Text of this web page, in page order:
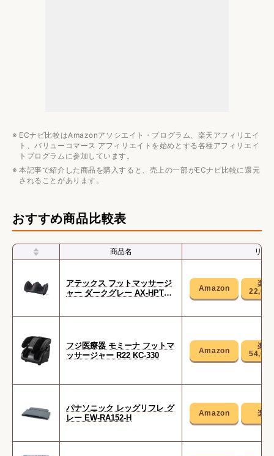
ECナビ比較はAmazonアソシエイト・プログラム、楽天アフィリエイ
ト、バリューコマース アフィリエイトを始めとする各種アフィリエイ
トプログラムに参加しています。
本記事で紹介した商品を購入すると、売上の一部がECナビ比較に還元
されることがあります。
おすすめ商品比較表
商品名 リン
アテックス フットマッサージ
ャー ダークグレー AX-HPT24
フジ医療器 モミーナ フットマ
ッサージャー R22 KC-330
パナソニック レッグリフレ グ
レー EW-RA152-H